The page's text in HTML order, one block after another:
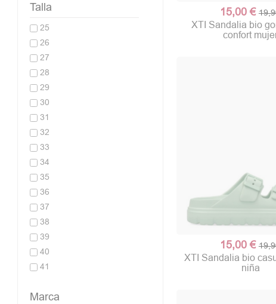
Talla
25
26
27
28
29
30
31
32
33
34
35
36
37
38
39
40
41
Marca
15,00 €
XTI Sandalia bio
confort
15,00 €
XTI Sandalia bio
niña